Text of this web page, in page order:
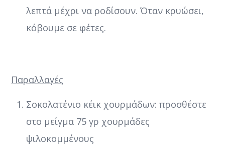
λεπτά μέχρι να ροδίσουν. Όταν κρυώσει,
κόβουμε σε φέτες.
Παραλλαγές
Σοκολατένιο κέικ χουρμάδων: προσθέστε
στο μείγμα 75 γρ χουρμάδες
ψιλοκομμένους